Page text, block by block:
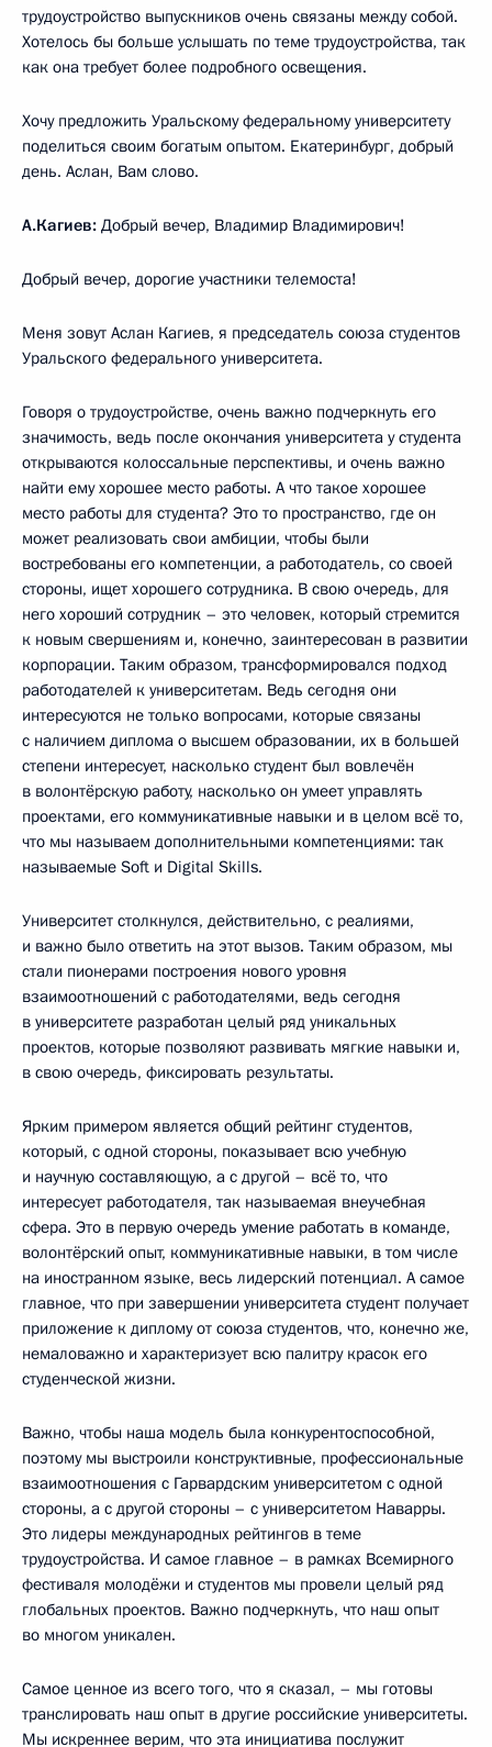
трудоустройство выпускников очень связаны между собой.
Хотелось бы больше услышать по теме трудоустройства, так
как она требует более подробного освещения.
Хочу предложить Уральскому федеральному университету
поделиться своим богатым опытом. Екатеринбург, добрый
день. Аслан, Вам слово.
А.Кагиев: Добрый вечер, Владимир Владимирович!
Добрый вечер, дорогие участники телемоста!
Меня зовут Аслан Кагиев, я председатель союза студентов
Уральского федерального университета.
Говоря о трудоустройстве, очень важно подчеркнуть его
значимость, ведь после окончания университета у студента
открываются колоссальные перспективы, и очень важно
найти ему хорошее место работы. А что такое хорошее
место работы для студента? Это то пространство, где он
может реализовать свои амбиции, чтобы были
востребованы его компетенции, а работодатель, со своей
стороны, ищет хорошего сотрудника. В свою очередь, для
него хороший сотрудник – это человек, который стремится
к новым свершениям и, конечно, заинтересован в развитии
корпорации. Таким образом, трансформировался подход
работодателей к университетам. Ведь сегодня они
интересуются не только вопросами, которые связаны
с наличием диплома о высшем образовании, их в большей
степени интересует, насколько студент был вовлечён
в волонтёрскую работу, насколько он умеет управлять
проектами, его коммуникативные навыки и в целом всё то,
что мы называем дополнительными компетенциями: так
называемые Soft и Digital Skills.
Университет столкнулся, действительно, с реалиями,
и важно было ответить на этот вызов. Таким образом, мы
стали пионерами построения нового уровня
взаимоотношений с работодателями, ведь сегодня
в университете разработан целый ряд уникальных
проектов, которые позволяют развивать мягкие навыки и,
в свою очередь, фиксировать результаты.
Ярким примером является общий рейтинг студентов,
который, с одной стороны, показывает всю учебную
и научную составляющую, а с другой – всё то, что
интересует работодателя, так называемая внеучебная
сфера. Это в первую очередь умение работать в команде,
волонтёрский опыт, коммуникативные навыки, в том числе
на иностранном языке, весь лидерский потенциал. А самое
главное, что при завершении университета студент получает
приложение к диплому от союза студентов, что, конечно же,
немаловажно и характеризует всю палитру красок его
студенческой жизни.
Важно, чтобы наша модель была конкурентоспособной,
поэтому мы выстроили конструктивные, профессиональные
взаимоотношения с Гарвардским университетом с одной
стороны, а с другой стороны – с университетом Наварры.
Это лидеры международных рейтингов в теме
трудоустройства. И самое главное – в рамках Всемирного
фестиваля молодёжи и студентов мы провели целый ряд
глобальных проектов. Важно подчеркнуть, что наш опыт
во многом уникален.
Самое ценное из всего того, что я сказал, – мы готовы
транслировать наш опыт в другие российские университеты.
Мы искреннее верим, что эта инициатива послужит